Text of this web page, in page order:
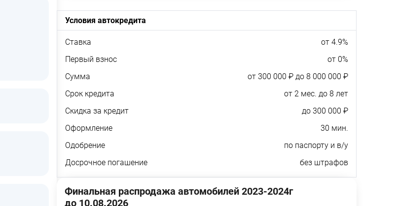
Условия автокредита
Ставка
от 4.9%
Первый взнос
от 0%
Сумма
от 300 000 ₽ до 8 000 000 ₽
Срок кредита
от 2 мес. до 8 лет
Скидка за кредит
до 300 000 ₽
Оформление
30 мин.
Одобрение
по паспорту и в/у
Досрочное погашение
без штрафов
Финальная распродажа автомобилей 2023-2024г
до 10.08.2026